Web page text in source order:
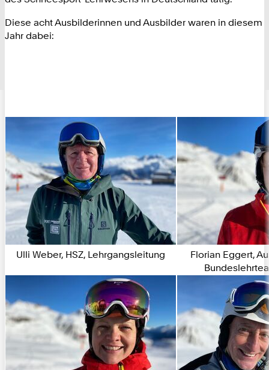
Diese acht Ausbilderinnen und Ausbilder waren in diesem
Jahr dabei:
Ulli Weber, HSZ, Lehrgangsleitung
Florian Eggert,